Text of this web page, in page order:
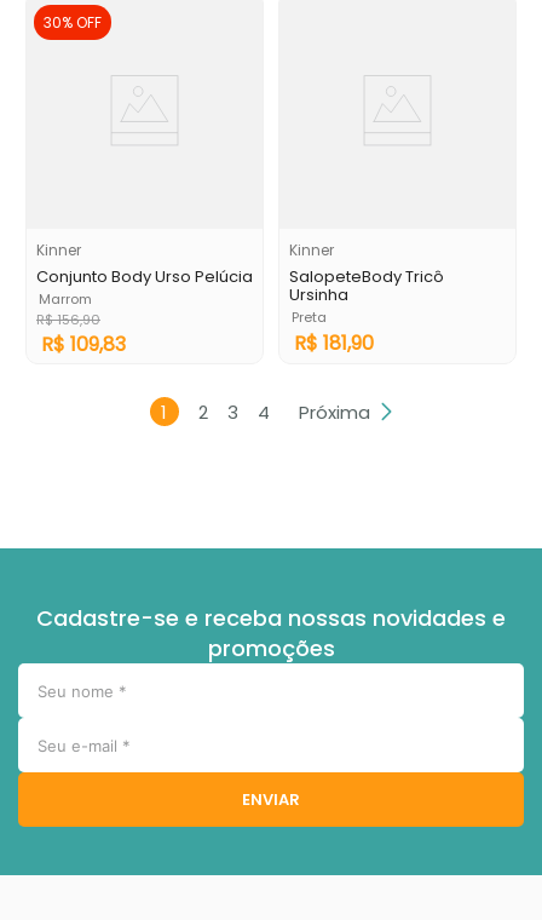
30%OFF
Kinner
Conjunto Body Urso Pelúcia
Marrom
R$156,90
R$ 109,83
Kinner
SalopeteBody Tricô
Ursinha
Preta
R$ 181,90
1 2 3 4 Próxima
Cadastre-se e receba nossas novidades e
promoções
ENVIAR